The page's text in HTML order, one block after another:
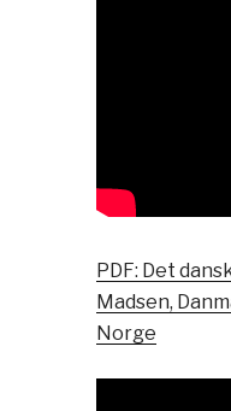
PDF: Det
Madsen,
Norge